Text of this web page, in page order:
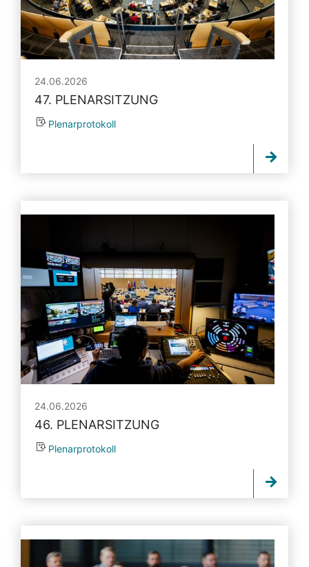
24.06.2026
47. PLENARSITZUNG
Plenarprotokoll
24.06.2026
46. PLENARSITZUNG
Plenarprotokoll